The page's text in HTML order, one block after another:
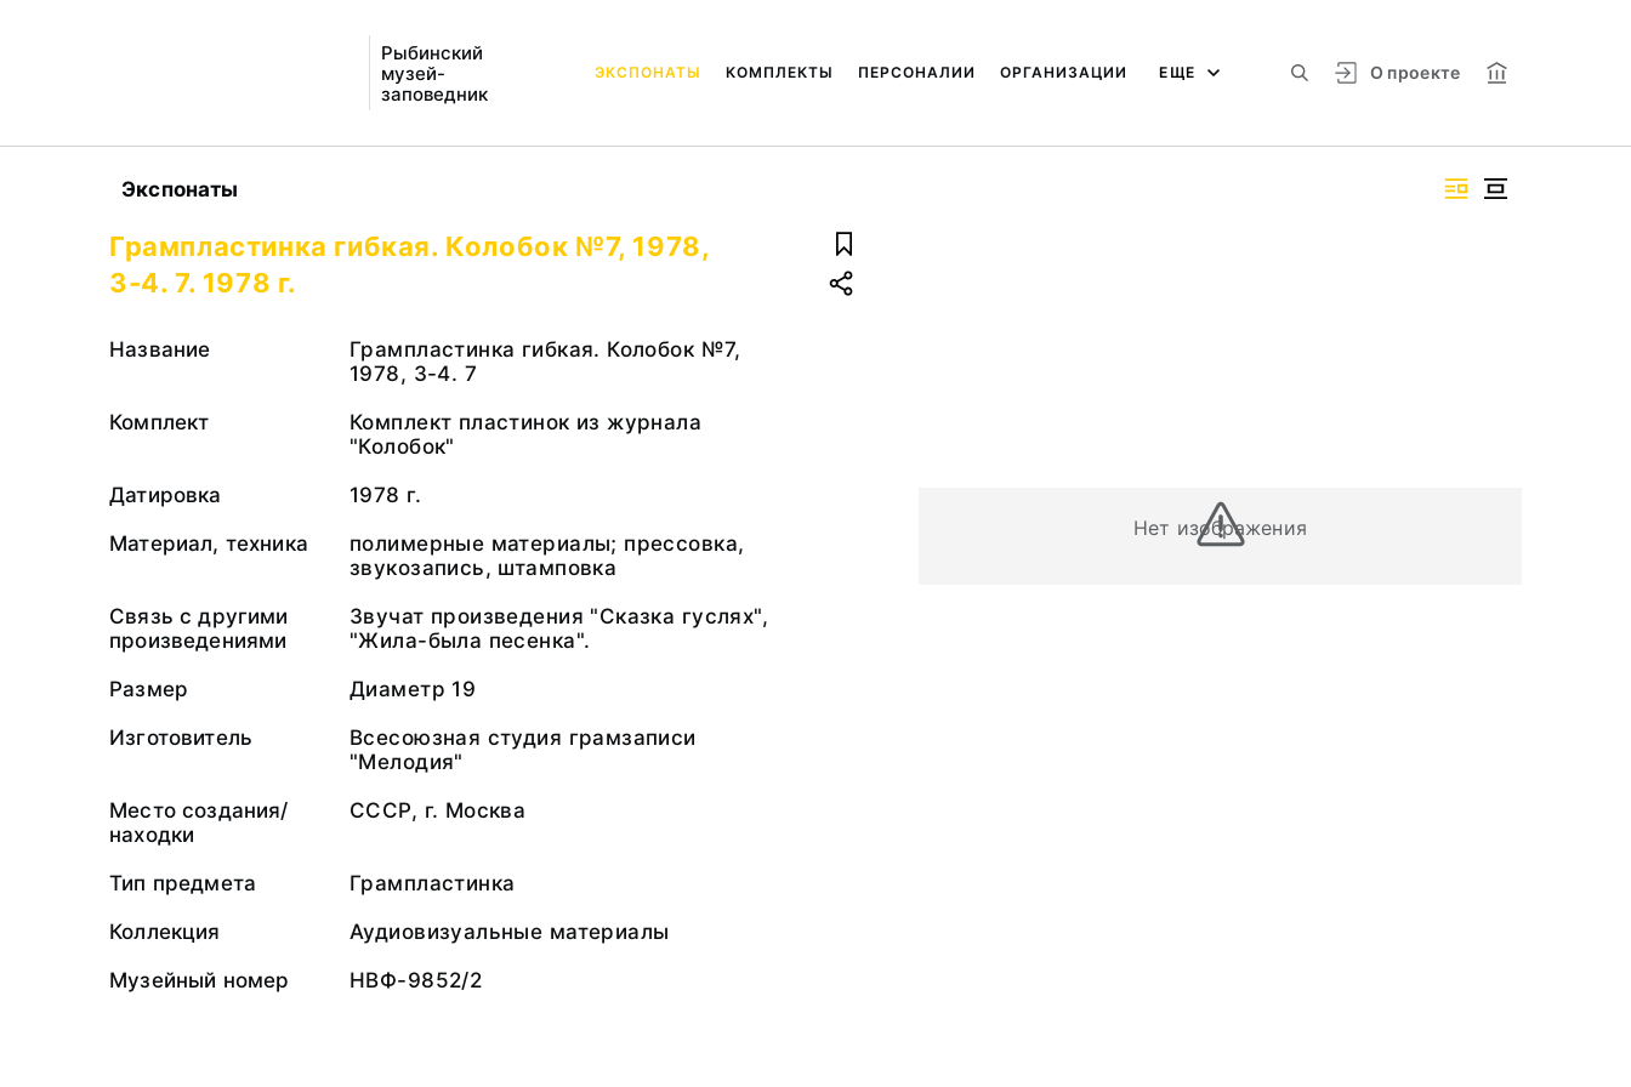
Рыбинский
музей-
заповедник
О проекте
ЭКСПОНАТЫ КОМПЛЕКТЫ ПЕРСОНАЛИИ ОРГАНИЗАЦИИ ЕЩЕ
Экспонаты
Нет изображения
Грампластинка гибкая. Колобок №7, 1978,
3-4. 7. 1978 г.
Название
Грампластинка гибкая. Колобок №7,
1978, 3-4. 7
Комплект
Комплект пластинок из журнала
"Колобок"
Датировка
1978 г.
Материал, техника
полимерные материалы; прессовка,
звукозапись, штамповка
Связь с другими
произведениями
Звучат произведения "Сказка гуслях",
"Жила-была песенка".
Размер
Диаметр 19
Изготовитель
Всесоюзная студия грамзаписи
"Мелодия"
Место создания/
находки
СССР, г. Москва
Тип предмета
Грампластинка
Коллекция
Аудиовизуальные материалы
Музейный номер
НВФ-9852/2